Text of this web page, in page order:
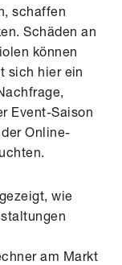
schaffen
Schäden an
können
sich hier ein
Event-Saison
Online-
wie
am Markt